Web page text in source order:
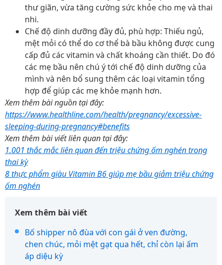
thư giãn, vừa tăng cường sức khỏe cho mẹ và thai
nhi.
Chế độ dinh dưỡng đầy đủ, phù hợp: Thiếu ngủ,
mệt mỏi có thể do cơ thể bà bầu không được cung
cấp đủ các vitamin và chất khoáng cần thiết. Do đó
các mẹ bầu nên chú ý tới chế độ dinh dưỡng của
mình và nên bổ sung thêm các loại vitamin tổng
hợp để giúp các mẹ khỏe mạnh hơn.
Xem thêm bài nguồn tại đây:
https://www.healthline.com/health/pregnancy/excessive-
sleeping-during-pregnancy#benefits
Xem thêm bài viết liên quan tại đây:
1.001 thắc mắc liên quan đến triệu chứng ốm nghén trong
thai kỳ
8 thực phẩm giàu Vitamin B6 giúp mẹ bầu giảm triệu chứng
ốm nghén
Xem thêm bài viết
Bố shipper nô đùa với con gái ở ven đường,
chen chúc, mỏi mệt gạt qua hết, chỉ còn lại ấm
áp diệu kỳ